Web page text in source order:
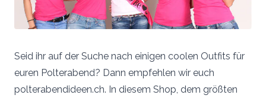
Seid ihr auf der Suche nach einigen coolen Outfits für
euren Polterabend? Dann empfehlen wir euch
polterabendideen.ch. In diesem Shop, dem größten